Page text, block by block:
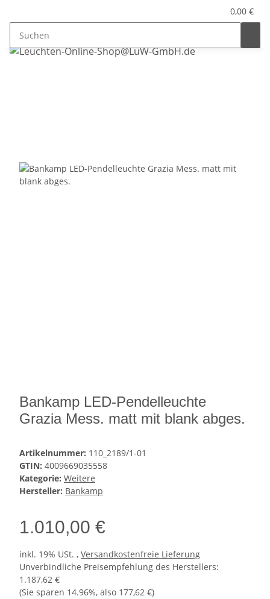
0,00 €
Bankamp LED-Pendelleuchte
Grazia Mess. matt mit blank abges.
Artikelnummer: 110_2189/1-01
GTIN: 4009669035558
Kategorie: Weitere
Hersteller: Bankamp
1.010,00 €
inkl. 19% USt. , Versandkostenfreie Lieferung
Unverbindliche Preisempfehlung des Herstellers:
1.187,62 €
(Sie sparen 14.96%, also 177,62 €)